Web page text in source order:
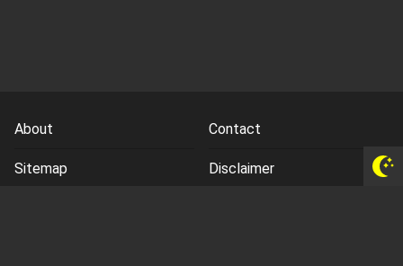
About Contact
Sitemap Disclaimer